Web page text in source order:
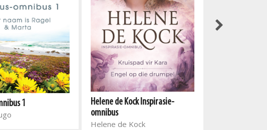
1
Helene de Kock Inspirasie-
omnibus
Helene de Kock